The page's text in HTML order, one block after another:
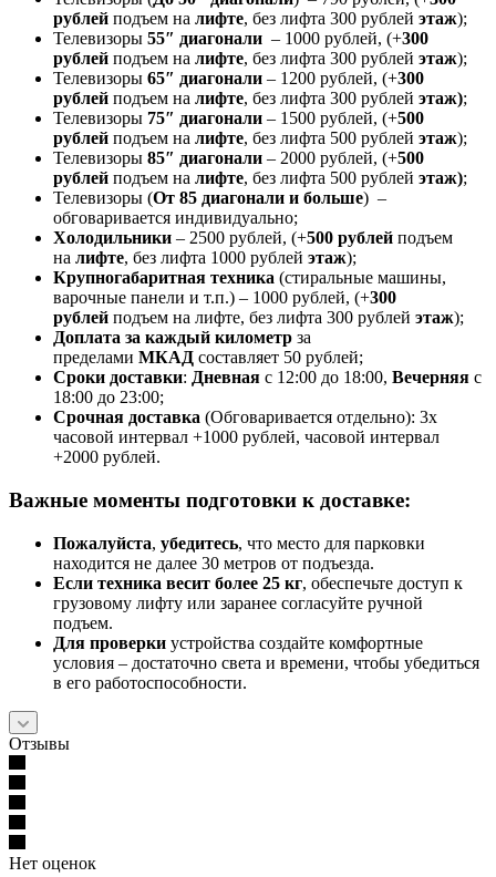
рублей подъем на лифте, без лифта 300 рублей этаж);
Телевизоры 55″ диагонали – 1000 рублей, (+300
рублей подъем на лифте, без лифта 300 рублей этаж);
Телевизоры 65″ диагонали – 1200 рублей, (+300
рублей подъем на лифте, без лифта 300 рублей этаж);
Телевизоры 75″ диагонали – 1500 рублей, (+500
рублей подъем на лифте, без лифта 500 рублей этаж);
Телевизоры 85″ диагонали – 2000 рублей, (+500
рублей подъем на лифте, без лифта 500 рублей этаж);
Телевизоры (От 85 диагонали и больше) –
обговаривается индивидуально;
Холодильники – 2500 рублей, (+500 рублей подъем
на лифте, без лифта 1000 рублей этаж);
Крупногабаритная техника (стиральные машины,
варочные панели и т.п.) – 1000 рублей, (+300
рублей подъем на лифте, без лифта 300 рублей этаж);
Доплата за каждый километр за
пределами МКАД составляет 50 рублей;
Сроки доставки: Дневная с 12:00 до 18:00, Вечерняя с
18:00 до 23:00;
Срочная доставка (Обговаривается отдельно): 3х
часовой интервал +1000 рублей, часовой интервал
+2000 рублей.
Важные моменты подготовки к доставке:
Пожалуйста, убедитесь, что место для парковки
находится не далее 30 метров от подъезда.
Если техника весит более 25 кг, обеспечьте доступ к
грузовому лифту или заранее согласуйте ручной
подъем.
Для проверки устройства создайте комфортные
условия – достаточно света и времени, чтобы убедиться
в его работоспособности.
Отзывы
Нет оценок